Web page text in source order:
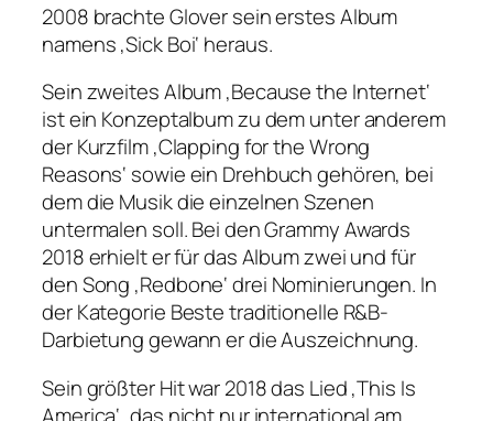
2008 brachte Glover sein erstes Album
namens ‚Sick Boi‘ heraus.
Sein zweites Album ‚Because the Internet‘
ist ein Konzeptalbum zu dem unter anderem
der Kurzfilm ‚Clapping for the Wrong
Reasons‘ sowie ein Drehbuch gehören, bei
dem die Musik die einzelnen Szenen
untermalen soll. Bei den Grammy Awards
2018 erhielt er für das Album zwei und für
den Song ‚Redbone‘ drei Nominierungen. In
der Kategorie Beste traditionelle R&B-
Darbietung gewann er die Auszeichnung.
Sein größter Hit war 2018 das Lied ‚This Is
America‘, das nicht nur international am